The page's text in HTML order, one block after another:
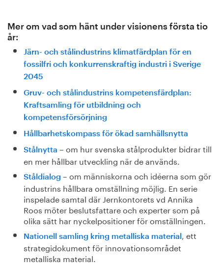
Mer om vad som hänt under visionens första tio
år:
Järn- och stålindustrins klimatfärdplan för en
fossilfri och konkurrenskraftig industri i Sverige
2045
Gruv- och stålindustrins kompetensfärdplan:
Kraftsamling för utbildning och
kompetensförsörjning
Hållbarhetskompass för ökad samhällsnytta
Stålnytta – om hur svenska stålprodukter bidrar till
en mer hållbar utveckling när de används.
Ståldialog – om människorna och idéerna som gör
industrins hållbara omställning möjlig. En serie
inspelade samtal där Jernkontorets vd Annika
Roos möter beslutsfattare och experter som på
olika sätt har nyckelpositioner för omställningen.
Nationell samling kring metalliska material , ett
strategidokument för innovationsområdet
metalliska material.